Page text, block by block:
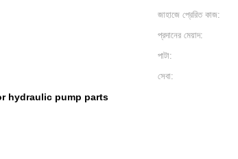
জাহাজে প্রেরিত কাজ:
প্রদানের মেয়াদ:
পাটা:
সেবা:
hydraulic pump parts